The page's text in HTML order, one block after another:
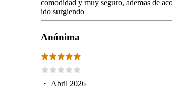
comodidad y muy seguro, ademas de
ido surgiendo
Anónima
・ Abril 2026